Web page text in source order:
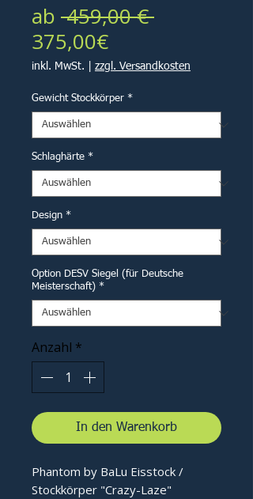
ab 459,00 €
375,00€Sale-
Preis
inkl. MwSt. zzgl. Versandkosten
Gewicht Stockkörper *
Schlaghärte *
Design *
Option DESV Siegel (für Deutsche
Meisterschaft) *
Anzahl *
In den Warenkorb
Phantom by BaLu Eisstock /
Stockkörper "Crazy-Laze"